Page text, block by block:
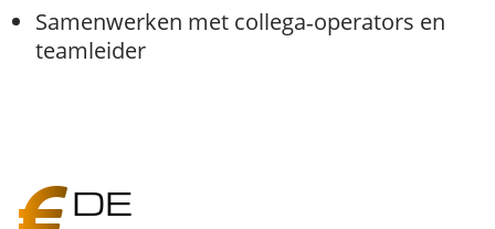
Samenwerken met collega‑operators en
teamleider
DE